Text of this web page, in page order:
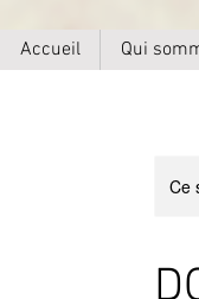
Accueil Qui
Ce